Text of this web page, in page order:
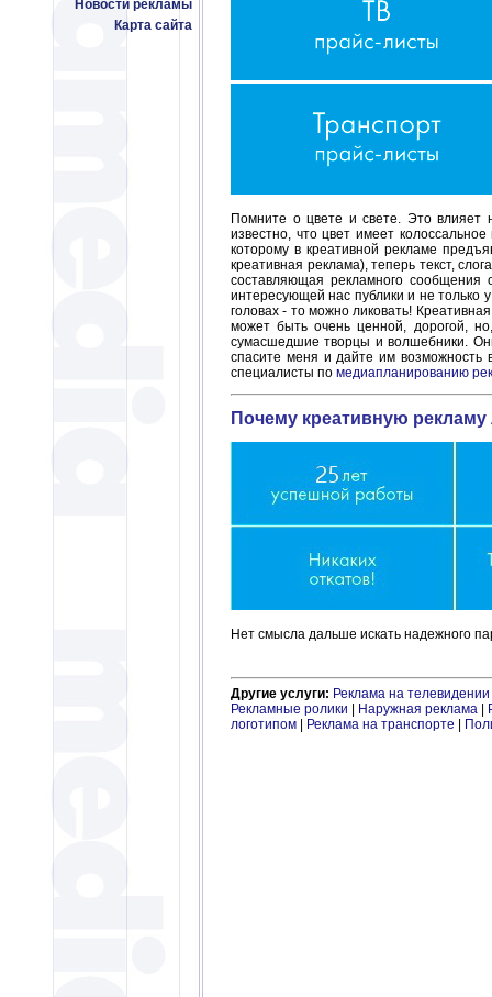
Новости рекламы
Карта сайта
Помните о цвете и свете. Это влияет
известно, что цвет имеет
которому в креативной рекламе
креативная реклама), теперь текст,
составляющая рекламного
интересующей нас публики и не только
головах - то можно ликовать!
может быть очень ценной, дорогой,
сумасшедшие творцы и волшебники.
спасите меня и дайте им
специалисты по медиапланированию
Почему креативную рекламу
Нет смысла дальше искать надежного
Другие услуги: Реклама на телевидении
Рекламные ролики
Наружная реклама
логотипом
Реклама на транспорте